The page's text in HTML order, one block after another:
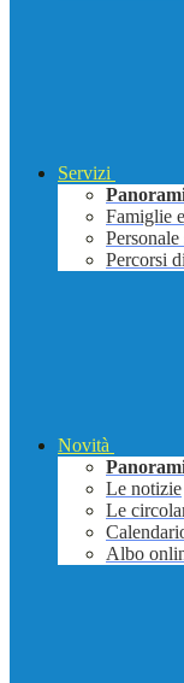
Servizi
Famiglie
Percorsi
Novità
Le notizie
Le
Albo